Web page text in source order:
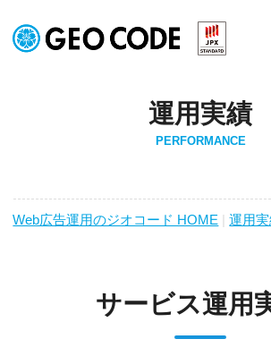
運用実績
PERFORMANCE
Web広告運用のジオコード HOME 運用
サービス運用